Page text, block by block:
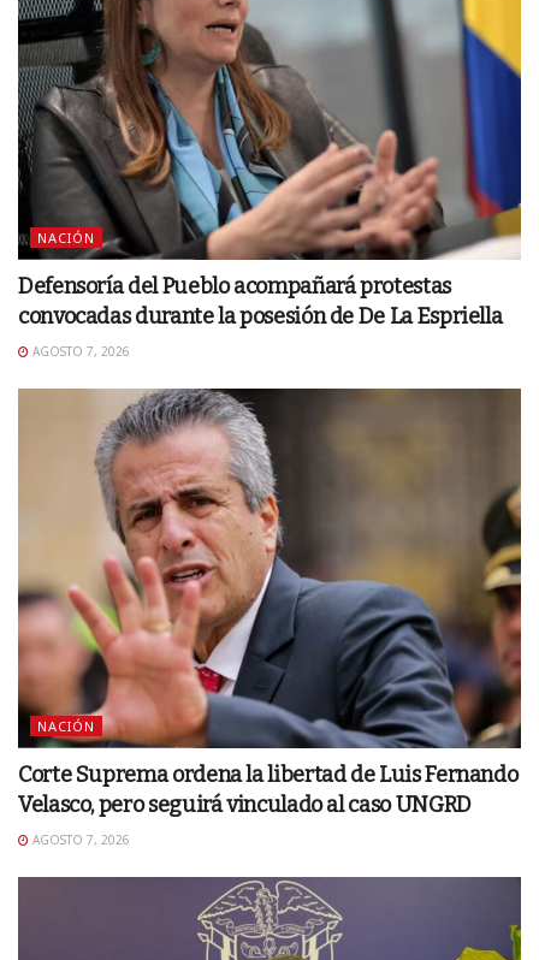
NACIÓN
Defensoría del Pueblo acompañará protestas
convocadas durante la posesión de De La Espriella
AGOSTO 7, 2026
NACIÓN
Corte Suprema ordena la libertad de Luis Fernando
Velasco, pero seguirá vinculado al caso UNGRD
AGOSTO 7, 2026